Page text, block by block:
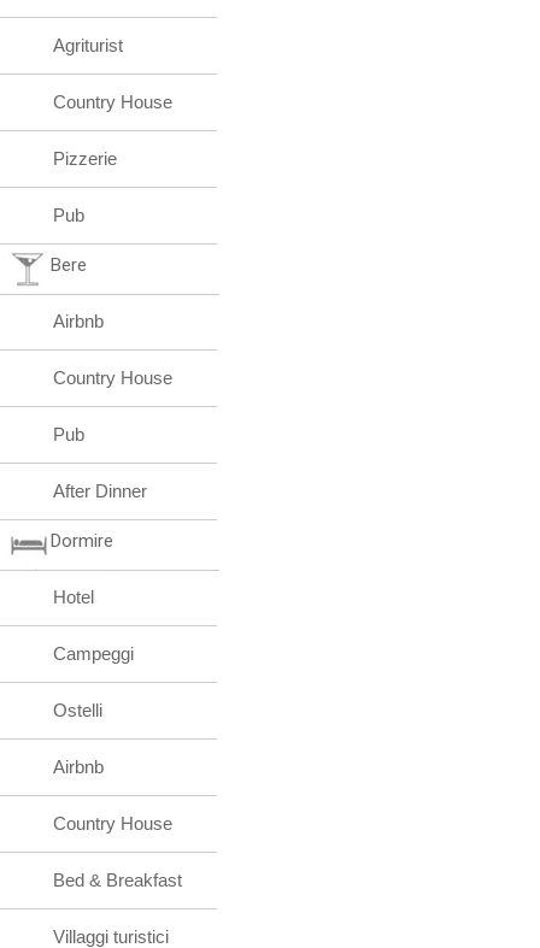
Agriturist
Country House
Pizzerie
Pub
Bere
Airbnb
Country House
Pub
After Dinner
Dormire
Hotel
Campeggi
Ostelli
Airbnb
Country House
Bed & Breakfast
Villaggi turistici